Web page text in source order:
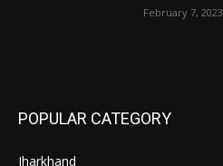
February 7, 2023
POPULAR CATEGORY
Jharkhand